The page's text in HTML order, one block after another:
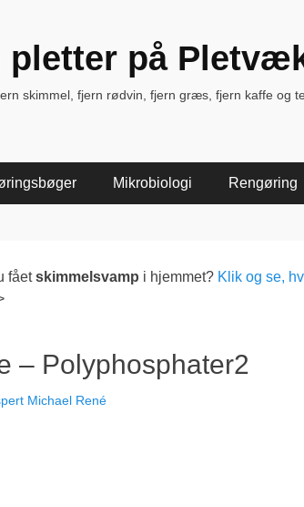
pletter på
skimmel, fjern rødvin, fjern græs, fjern kaffe og
Mikrobiologi Rengøring
fåetskimmelsvamp i hjemmet? Klik og se,
– Polyphosphater2
Michael René